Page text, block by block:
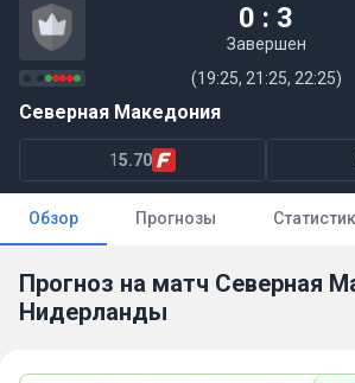
0 : 3
Завершен
(19:25, 21:25, 22:25)
Северная Македония
1 5.70
Обзор Прогнозы
Прогноз на матч Северная
Нидерланды